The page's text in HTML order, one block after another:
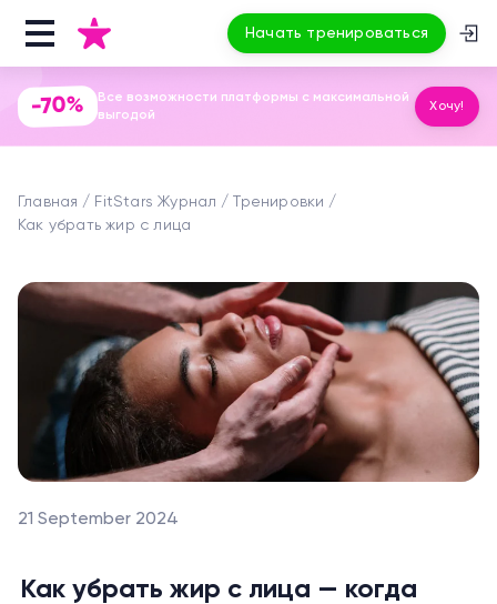
Начать тренироваться
-70%
Все возможности платформы с максимальной
выгодой
Хочу!
Главная FitStars Журнал
Тренировки
Как убрать жир с лица
21 September 2024
Как убрать жир с лица — когда